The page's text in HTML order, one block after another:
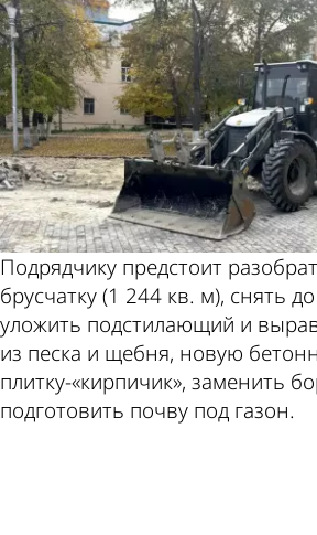
Подрядчику предстоит
брусчатку (1 244 кв. м), снять
уложить подстилающий и
из песка и щебня, новую
плитку-«кирпичик», заменить
подготовить почву под газон.